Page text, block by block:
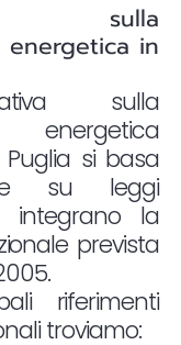
sulla
energetica in
sulla
energetica
si basa
su leggi
integrano la
prevista
riferimenti
troviamo: